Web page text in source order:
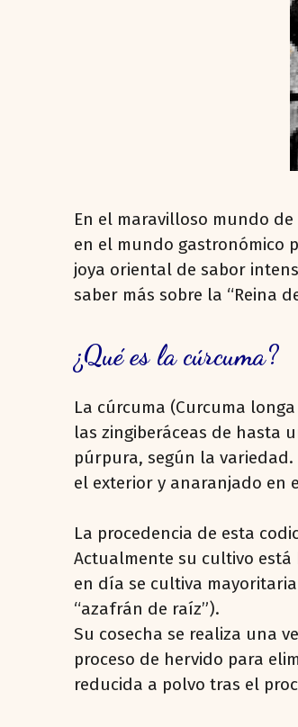
En el maravilloso mundo de
en el mundo gastronómico
joya oriental de sabor
saber más sobre la “Reina
¿Qué es la cúrcuma?
La cúrcuma (Curcuma
las zingiberáceas de hasta
púrpura, según la
el exterior y anaranjado en
La procedencia de esta
Actualmente su cultivo
en día se cultiva
“azafrán de raíz”).
Su cosecha se realiza una
proceso de hervido para
reducida a polvo tras el